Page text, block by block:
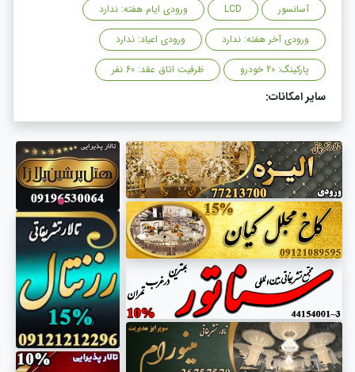
آسانسور LCD
ورودی ایام هفته: ندارد
ورودی آخر هفته: ندارد
ورودی اعیاد: ندارد
پارکینگ: 20 خودرو
ظرفیت اتاق عقد: 60 نفر
سایر امکانات: